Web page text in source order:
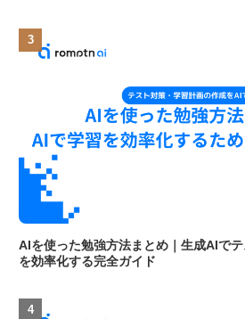
AIを使った勉強方法まとめ｜生成AIで
を効率化する完全ガイド